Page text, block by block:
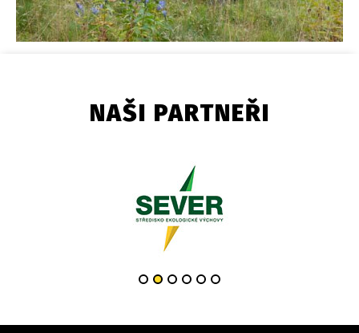
NAŠI PARTNEŘI